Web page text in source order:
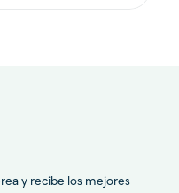
y recibe los mejores